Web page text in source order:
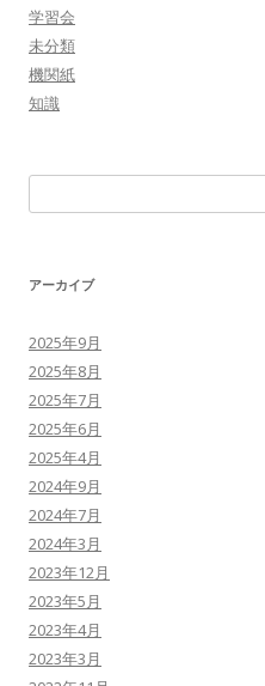
学習会
未分類
機関紙
知識
索
アーカイブ
2025年9月
2025年8月
2025年7月
2025年6月
2025年4月
2024年9月
2024年7月
2024年3月
2023年12月
2023年5月
2023年4月
2023年3月